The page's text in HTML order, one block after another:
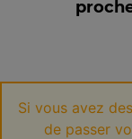
Si vous avez
de passer